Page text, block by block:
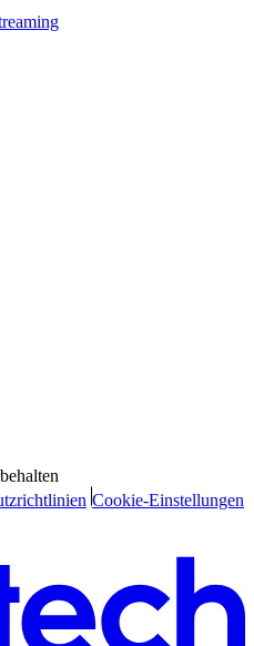
Cookie-Einstellungen